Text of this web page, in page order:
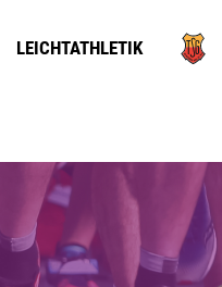
LEICHTATHLETIK